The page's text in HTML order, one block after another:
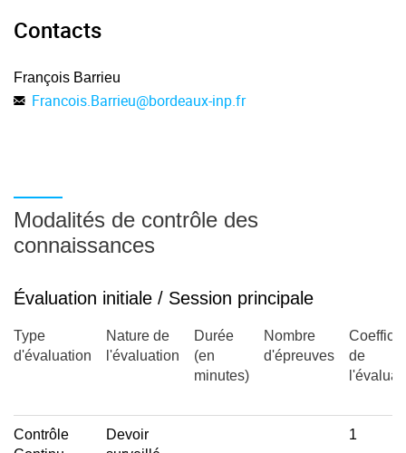
Contacts
François Barrieu
Francois.Barrieu@bordeaux-inp.fr
Modalités de contrôle des
connaissances
Évaluation initiale / Session principale
Type
d'évaluation
Nature de
l'évaluation
Durée
(en
minutes)
Nombre
d'épreuves
de
Contrôle
Devoir
1